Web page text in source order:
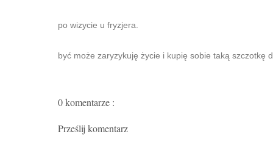
po wizycie u fryzjera.
być może zaryzykuję życie i kupię sobie taką szczotkę
0 komentarze :
Prześlij komentarz